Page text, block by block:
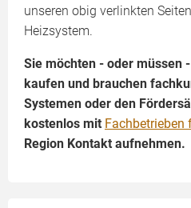
unseren obig verlinkten
Heizsystem.
Sie möchten - oder müssen
kaufen und brauchen
Systemen oder den
kostenlos mit Fachbetrieben
Region Kontakt aufnehmen.